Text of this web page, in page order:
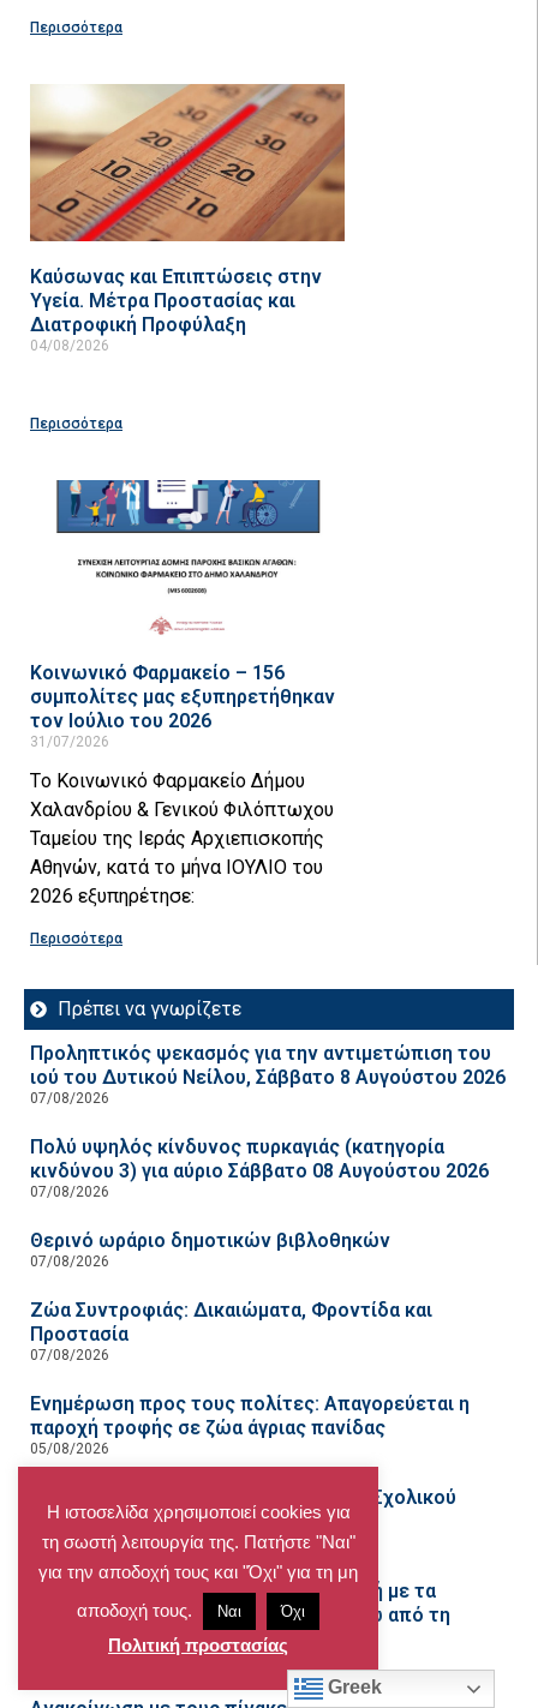
Περισσότερα
Καύσωνας και Επιπτώσεις στην
Υγεία. Μέτρα Προστασίας και
Διατροφική Προφύλαξη
04/08/2026
Περισσότερα
Κοινωνικό Φαρμακείο – 156
συμπολίτες μας εξυπηρετήθηκαν
τον Ιούλιο του 2026
31/07/2026
Tο Κοινωνικό Φαρμακείο Δήμου
Χαλανδρίου & Γενικού Φιλόπτωχου
Ταμείου της Ιεράς Αρχιεπισκοπής
Αθηνών, κατά το μήνα ΙΟΥΛΙΟ του
2026 εξυπηρέτησε:
Περισσότερα
Πρέπει να γνωρίζετε
Προληπτικός ψεκασμός για την αντιμετώπιση του
ιού του Δυτικού Νείλου, Σάββατο 8 Αυγούστου 2026
07/08/2026
Πολύ υψηλός κίνδυνος πυρκαγιάς (κατηγορία
κινδύνου 3) για αύριο Σάββατο 08 Αυγούστου 2026
07/08/2026
Θερινό ωράριο δημοτικών βιβλοθηκών
07/08/2026
Ζώα Συντροφιάς: Δικαιώματα, Φροντίδα και
Προστασία
07/08/2026
Ενημέρωση προς τους πολίτες: Απαγορεύεται η
παροχή τροφής σε ζώα άγριας πανίδας
05/08/2026
Ανάρτηση Τελικού Πίνακα Κατάταξης Σχολικού
Καθαρισμού 2026-2027
05/08/2026
Υψηλός κίνδυνος πυρκαγιάς- Προσοχή με τα
κλαδέματα και τα ογκώδη, ειδικά γύρω από τη
03/08/2026
Η ιστοσελίδα χρησιμοποιεί cookies για
τη σωστή λειτουργία της. Πατήστε "Ναι"
για την αποδοχή τους και "Όχι" για τη μη
αποδοχή τους.
Ναι Όχι
Πολιτική προστασίας
Greek